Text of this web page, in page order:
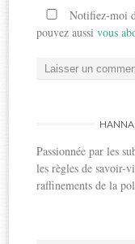
Notifiez-moi
pouvez aussivous
HANNA
Passionnée par les
les règles de savoir-
raffinements de la